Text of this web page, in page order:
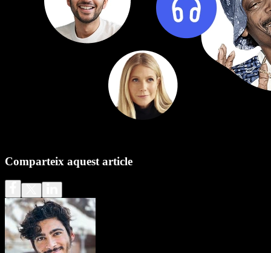
Comparteix aquest article